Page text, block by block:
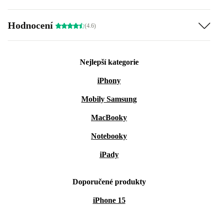
Hodnocení (4.6)
Nejlepší kategorie
iPhony
Mobily Samsung
MacBooky
Notebooky
iPady
Doporučené produkty
iPhone 15